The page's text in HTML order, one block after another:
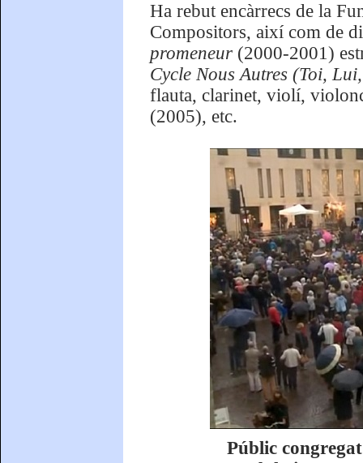
Ha rebut encàrrecs de la
Compositors, així com de
promeneur (2000-2001)
Cycle Nous Autres (Toi,
flauta, clarinet, violí,
(2005), etc.
Públic